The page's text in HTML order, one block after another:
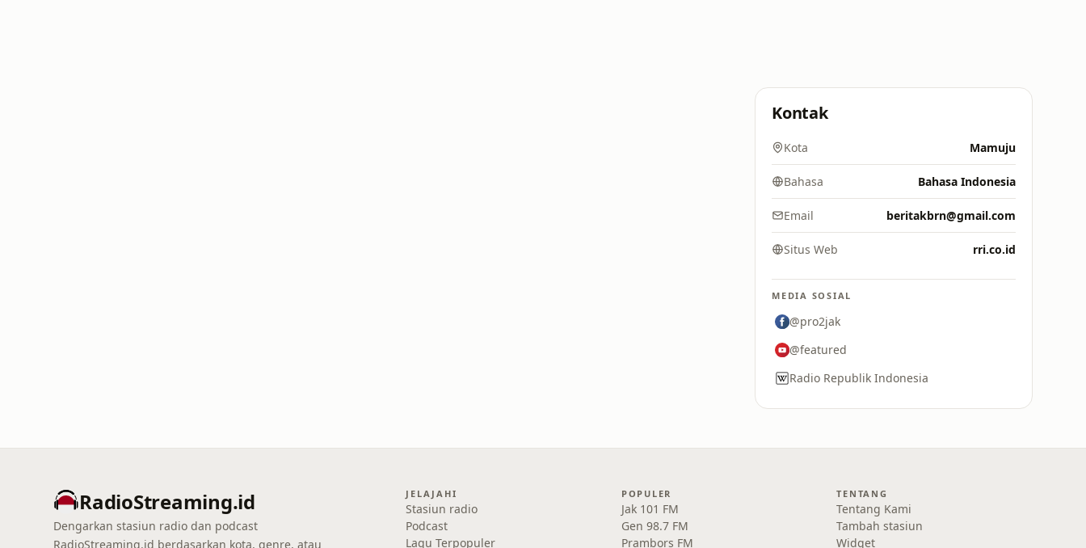
Kontak
Kota Mamuju
Bahasa Bahasa Indonesia
Email beritakbrn@gmail.com
Situs Web rri.co.id
MEDIA SOSIAL
@pro2jak
@featured
Radio Republik Indonesia
RadioStreaming.id
Dengarkan stasiun radio dan podcast
RadioStreaming.id berdasarkan kota, genre, atau
JELAJAHI
Stasiun radio
Podcast
Lagu Terpopuler
POPULER
Jak 101 FM
Gen 98.7 FM
Prambors FM
TENTANG
Tentang Kami
Tambah stasiun
Widget